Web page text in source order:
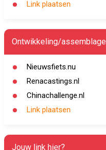
Link plaatsen
Ontwikkeling/assemblage
Nieuwsfiets.nu
Renacastings.nl
Chinachallenge.nl
Link plaatsen
Jouw link hier?